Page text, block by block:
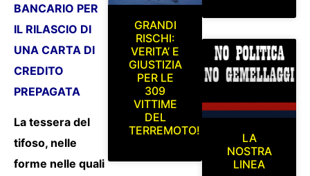
BANCARIO PER
IL RILASCIO DI
UNA CARTA DI
CREDITO
PREPAGATA
La tessera del
tifoso, nelle
forme nelle quali
GRANDI
RISCHI:
VERITA’ E
GIUSTIZIA
PER LE
309
VITTIME
DEL
TERREMOTO!
LA
NOSTRA
LINEA